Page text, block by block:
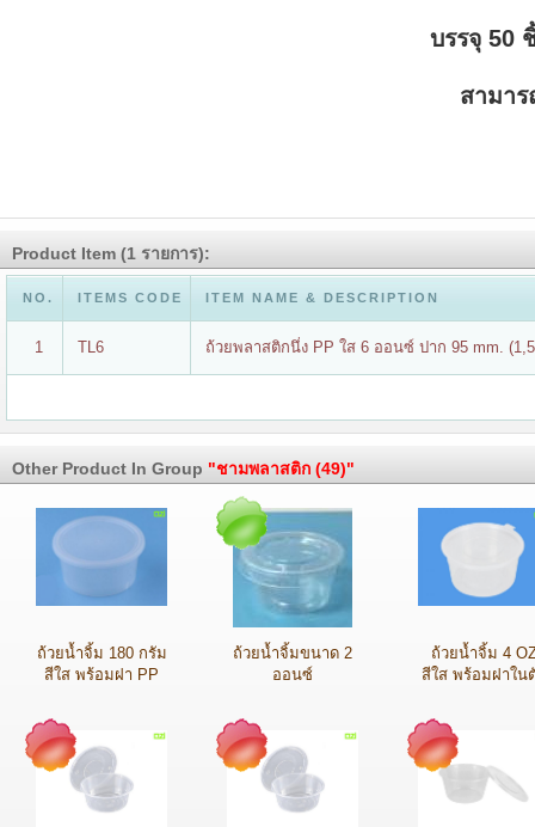
บรรจุ 50
สามาร
Product Item (1 รายการ):
NO. ITEMS CODE ITEM NAME & DESCRIPTION
1 TL6 ถ้วยพลาสติกนึ่ง PP ใส 6 ออนซ์ ปาก 95 mm.
Other Product In Group "ชามพลาสติก (49)"
ถ้วยน้ำจิ้ม 180 กรัม
สีใส พร้อมฝา PP
ถ้วยน้ำจิ้มขนาด 2
ออนซ์
ถ้วยน้ำจิ้ม 4
สีใส พร้อมฝาใน